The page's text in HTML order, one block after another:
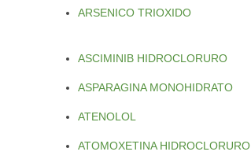
ARSENICO TRIOXIDO
ASCIMINIB HIDROCLORURO
ASPARAGINA MONOHIDRATO
ATENOLOL
ATOMOXETINA HIDROCLORURO